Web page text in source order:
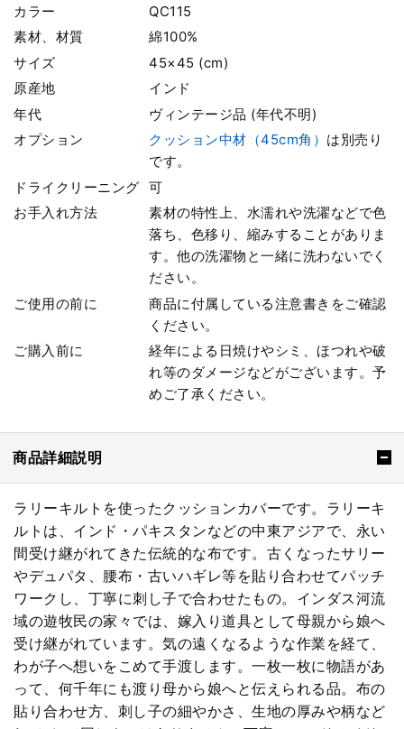
カラー
QC115
素材、材質
綿100%
サイズ
45×45 (cm)
原産地
インド
年代
ヴィンテージ品 (年代不明)
オプション
クッション中材（45cm角） は別売り
です。
ドライクリーニング
可
お手入れ方法
素材の特性上、水濡れや洗濯などで色
落ち、色移り、縮みすることがありま
す。他の洗濯物と一緒に洗わないでく
ださい。
ご使用の前に
商品に付属している注意書きをご確認
ください。
ご購入前に
経年による日焼けやシミ、ほつれや破
れ等のダメージなどがございます。予
めご了承ください。
商品詳細説明
ラリーキルトを使ったクッションカバーです。ラリーキ
ルトは、インド・パキスタンなどの中東アジアで、永い
間受け継がれてきた伝統的な布です。古くなったサリー
やデュパタ、腰布・古いハギレ等を貼り合わせてパッチ
ワークし、丁寧に刺し子で合わせたもの。インダス河流
域の遊牧民の家々では、嫁入り道具として母親から娘へ
受け継がれています。気の遠くなるような作業を経て、
わが子へ想いをこめて手渡します。一枚一枚に物語があ
って、何千年にも渡り母から娘へと伝えられる品。布の
貼り合わせ方、刺し子の細やかさ、生地の厚みや柄など